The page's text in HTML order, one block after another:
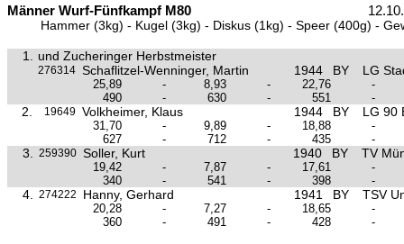
Männer Wurf-Fünfkampf M80
Hammer (3kg) - Kugel (3kg) - Diskus (1kg) - Speer (400g) -
1. und Zucheringer Herbstmeister
276314 Schaflitzel-Wenninger, Martin 1944 BY LG
25,89 - 8,93 - 22,76
-
490
- 630 - 551 -
2. 19649 Volkheimer, Klaus 1944 BY LG 90
31,70 - 9,89 - 18,88
-
627
- 712 - 435 -
3. 259390 Soller, Kurt 1940 BY TV
19,42 - 7,87 - 17,61
-
340
- 541 - 398 -
4. 274222 Hanny, Gerhard 1941 BY TSV
20,28 - 7,27 - 18,65
-
360
- 491 - 428 -